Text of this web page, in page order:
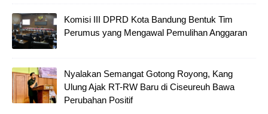
Komisi III DPRD Kota Bandung Bentuk Tim
Perumus yang Mengawal Pemulihan Anggaran
Nyalakan Semangat Gotong Royong, Kang
Ulung Ajak RT-RW Baru di Ciseureuh Bawa
Perubahan Positif